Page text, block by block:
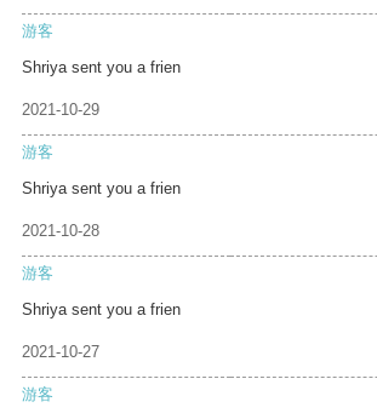
游客
Shriya sent you a frien
2021-10-29
游客
Shriya sent you a frien
2021-10-28
游客
Shriya sent you a frien
2021-10-27
游客